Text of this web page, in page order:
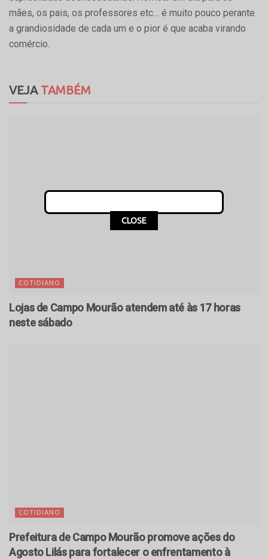
mães, os pais, os professores etc… é muito pouco perante
a grandiosidade de cada um e o pior é que acaba virando
comércio.
VEJATAMBÉM
COTIDIANO
Lojas de Campo Mourão atendem até às 17 horas
neste sábado
COTIDIANO
Prefeitura de Campo Mourão promove ações do
Agosto Lilás para fortalecer o enfrentamento à
CLOSE